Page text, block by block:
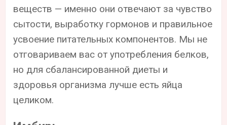
веществ — именно они отвечают за чувство
сытости, выработку гормонов и правильное
усвоение питательных компонентов. Мы не
отговариваем вас от употребления белков,
но для сбалансированной диеты и
здоровья организма лучше есть яйца
целиком.